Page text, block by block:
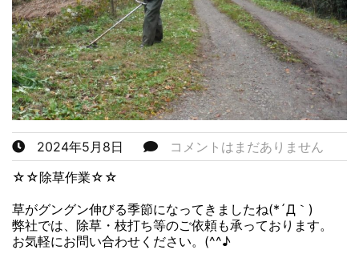
2024年5月8日
コメントはまだありません
☆☆除草作業☆☆
草がグングン伸びる季節になってきましたね(*´Д｀)
弊社では、除草・枝打ち等のご依頼も承っております。
お気軽にお問い合わせください。(^^♪